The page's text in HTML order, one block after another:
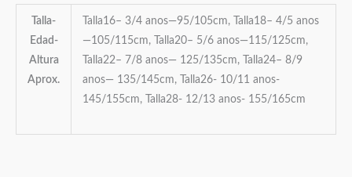
Talla-
Edad-
Altura
Aprox.
Talla16– 3/4 anos—95/105cm, Talla18– 4/5 anos
—105/115cm, Talla20– 5/6 anos—115/125cm,
Talla22– 7/8 anos— 125/135cm, Talla24– 8/9
anos— 135/145cm, Talla26- 10/11 anos-
145/155cm, Talla28- 12/13 anos- 155/165cm